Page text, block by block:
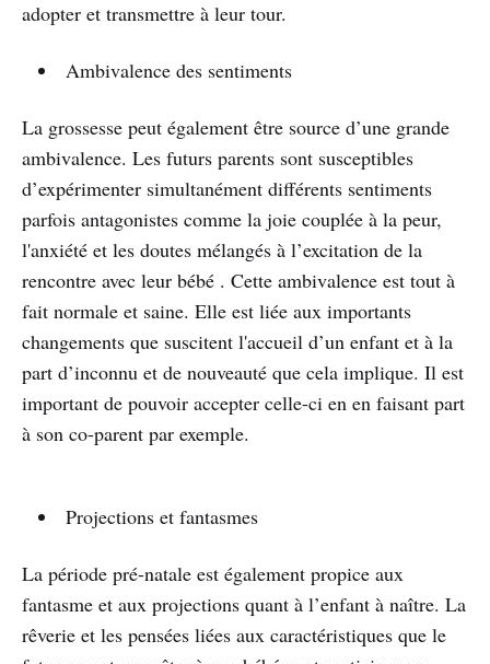
adopter et transmettre à leur tour.
Ambivalence des sentiments
La grossesse peut également être source d’une grande
ambivalence. Les futurs parents sont susceptibles
d’expérimenter simultanément différents sentiments
parfois antagonistes comme la joie couplée à la peur,
l'anxiété et les doutes mélangés à l’excitation de la
rencontre avec leur bébé . Cette ambivalence est tout à
fait normale et saine. Elle est liée aux importants
changements que suscitent l'accueil d’un enfant et à la
part d’inconnu et de nouveauté que cela implique. Il est
important de pouvoir accepter celle-ci en en faisant part
à son co-parent par exemple.
Projections et fantasmes
La période pré-natale est également propice aux
fantasme et aux projections quant à l’enfant à naître. La
rêverie et les pensées liées aux caractéristiques que le